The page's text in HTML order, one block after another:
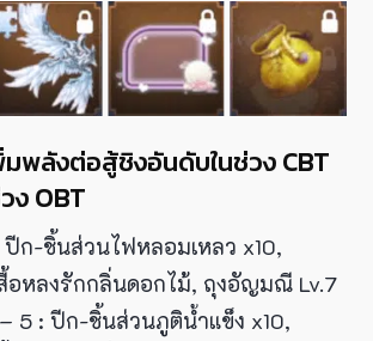
พลังต่อสู้ชิงอันดับในช่วง CBT
ง OBT
ปีก-ชิ้นส่วนไฟหลอมเหลว x10,
อหลงรักกลิ่นดอกไม้, ถุงอัญมณี Lv.7
5 : ปีก-ชิ้นส่วนภูติน้ำแข็ง x10,